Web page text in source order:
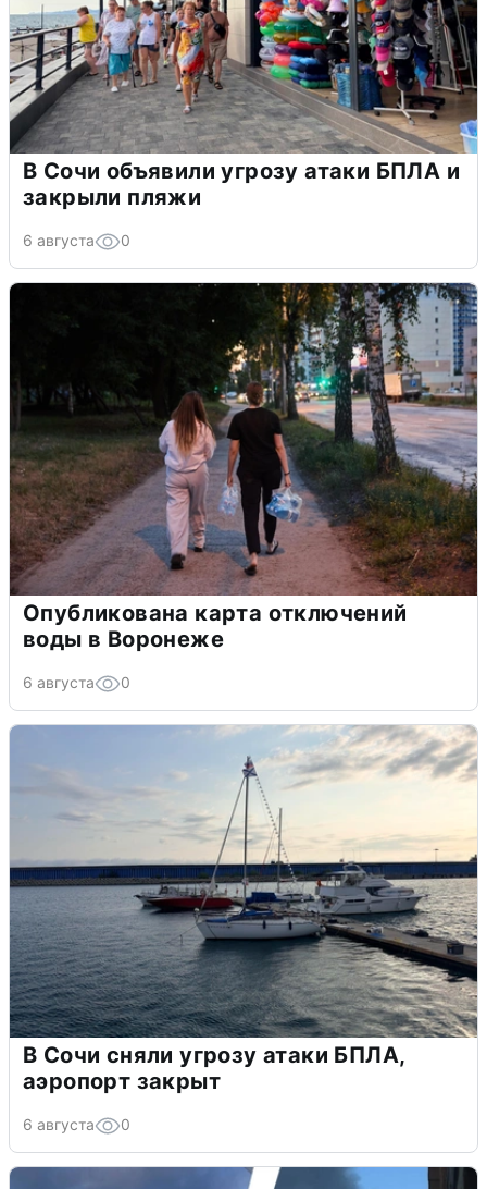
В Сочи объявили угрозу атаки БПЛА и
закрыли пляжи
6 августа 0
Опубликована карта отключений
воды в Воронеже
6 августа 0
В Сочи сняли угрозу атаки БПЛА,
аэропорт закрыт
6 августа 0